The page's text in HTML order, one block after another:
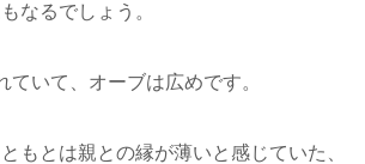
なるでしょう。
ていて、オーブは広めです。
もとは親との縁が薄いと感じていた、